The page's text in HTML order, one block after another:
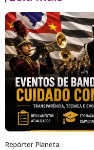
Repórter Planeta